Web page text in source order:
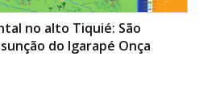
no alto Tiquié: São
do Igarapé Onça